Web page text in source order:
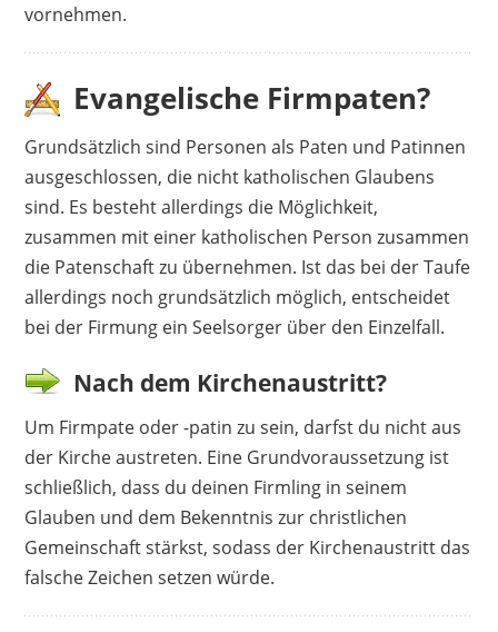
vornehmen.
Evangelische Firmpaten?
Grundsätzlich sind Personen als Paten und Patinnen
ausgeschlossen, die nicht katholischen Glaubens
sind. Es besteht allerdings die Möglichkeit,
zusammen mit einer katholischen Person zusammen
die Patenschaft zu übernehmen. Ist das bei der Taufe
allerdings noch grundsätzlich möglich, entscheidet
bei der Firmung ein Seelsorger über den Einzelfall.
Nach dem Kirchenaustritt?
Um Firmpate oder -patin zu sein, darfst du nicht aus
der Kirche austreten. Eine Grundvoraussetzung ist
schließlich, dass du deinen Firmling in seinem
Glauben und dem Bekenntnis zur christlichen
Gemeinschaft stärkst, sodass der Kirchenaustritt das
falsche Zeichen setzen würde.